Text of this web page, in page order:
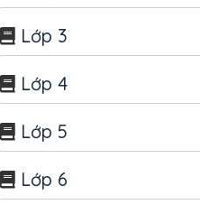
Lớp 3
Lớp 4
Lớp 5
Lớp 6